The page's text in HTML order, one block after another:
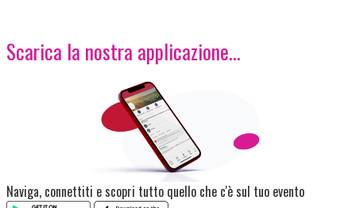
Scarica la nostra applicazione...
Immagine
Naviga, connettiti e scopri tutto quello che c'è sul tuo evento